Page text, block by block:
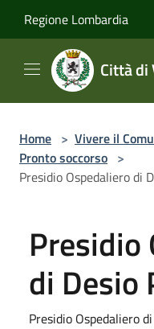
Regione Lombardia
Città di
Home > Vivere il
Pronto soccorso >
Presidio Ospedaliero di
Presidio
di Desio
Presidio Ospedaliero